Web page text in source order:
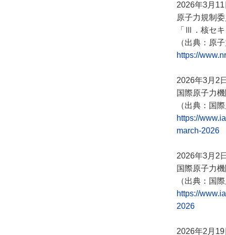
2026年3月11
原子力規制
「Ⅲ．核セ
（出典：原
https://
2026年3月2
国際原子力
（出典：国
https://
march-2026
2026年3月2
国際原子力
（出典：国
https://
2026
2026年2月19